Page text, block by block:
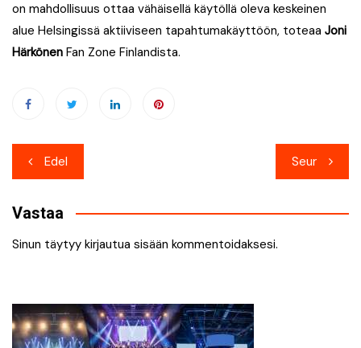
on mahdollisuus ottaa vähäisellä käytöllä oleva keskeinen
alue Helsingissä aktiiviseen tapahtumakäyttöön, toteaa Joni
Härkönen Fan Zone Finlandista.
Artikkelien
selaus
Edel Seur
Vastaa
Sinun täytyy kirjautua sisään kommentoidaksesi.